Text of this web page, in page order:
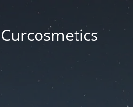
Curcosmetics